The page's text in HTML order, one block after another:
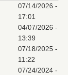
07/14/2026 -
17:01
04/07/2026 -
13:39
07/18/2025 -
11:22
07/24/2024 -